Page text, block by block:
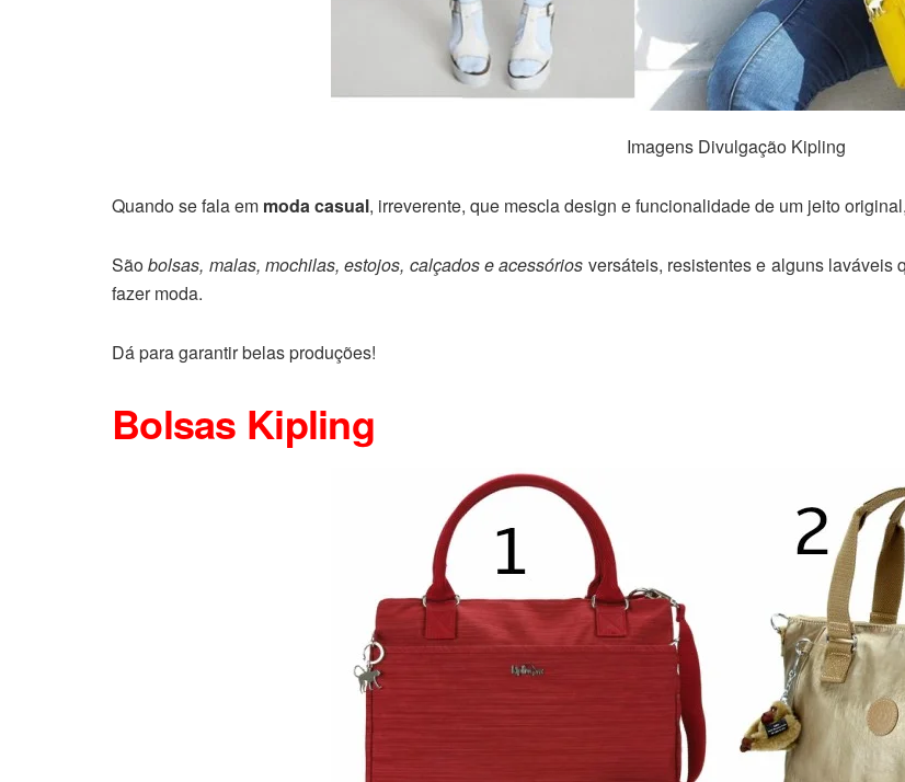
Imagens Divulgação Kipling
Quando se fala em moda casual, irreverente, que mescla design e funcionalidade de um jeito
Sãobolsas, malas, mochilas, estojos, calçados e acessórios versáteis, resistentes e alguns laváveis
fazer moda.
Dá para garantir belas produções!
Bolsas Kipling